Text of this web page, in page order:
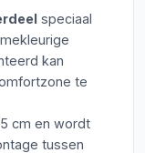
speciaal
kan
te
cm en wordt
tussen